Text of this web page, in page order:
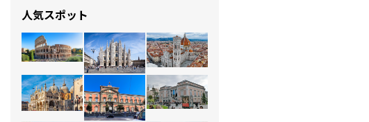
人気スポット